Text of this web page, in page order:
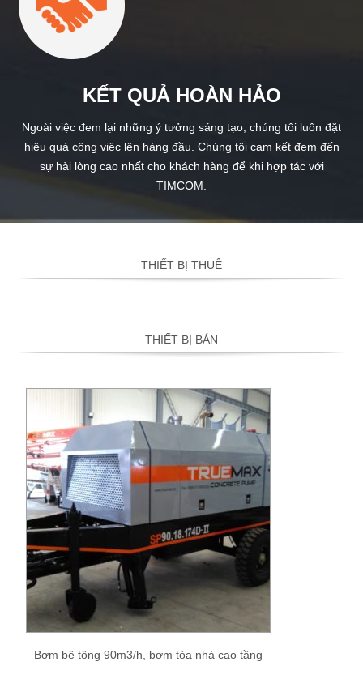
KẾT QUẢ HOÀN HẢO
Ngoài việc đem lại những ý tưởng sáng tạo, chúng tôi luôn đặt
hiệu quả công việc lên hàng đầu. Chúng tôi cam kết đem đến
sự hài lòng cao nhất cho khách hàng để khi hợp tác với
TIMCOM.
THIẾT BỊ THUÊ
THIẾT BỊ BÁN
Bơm bê tông 90m3/h, bơm tòa nhà cao tầng